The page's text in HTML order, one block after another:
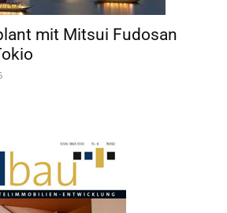
mit Mitsui Fudosan